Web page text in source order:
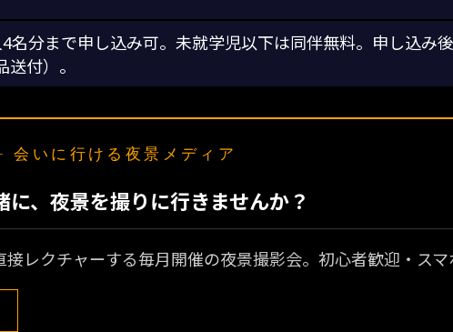
名分まで申し込み可。未就学児以下は同伴無料。申し込み
付）。
いに行ける夜景メディア
、夜景を撮りに行きませんか？
レクチャーする毎月開催の夜景撮影会。初心者歓迎・スマ